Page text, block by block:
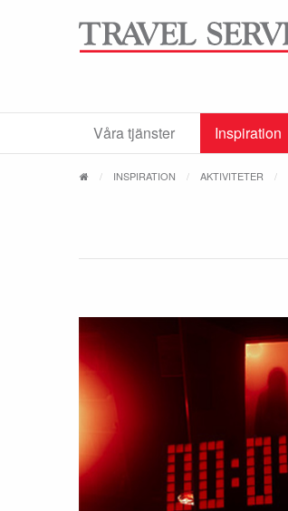
Våra tjänster Inspiration
INSPIRATION AKTIVITETER